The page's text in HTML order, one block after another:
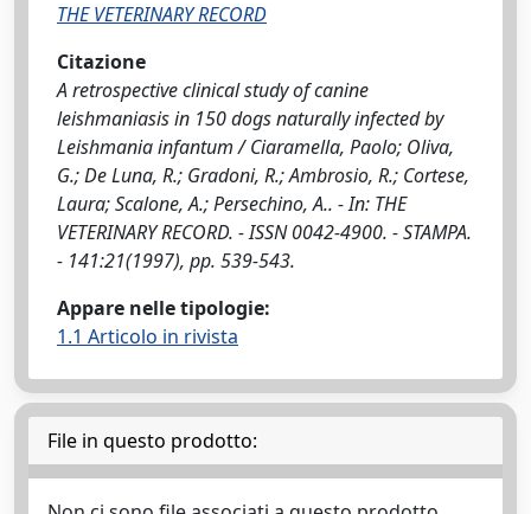
THE VETERINARY RECORD
Citazione
A retrospective clinical study of canine
leishmaniasis in 150 dogs naturally infected by
Leishmania infantum / Ciaramella, Paolo; Oliva,
G.; De Luna, R.; Gradoni, R.; Ambrosio, R.; Cortese,
Laura; Scalone, A.; Persechino, A.. - In: THE
VETERINARY RECORD. - ISSN 0042-4900. - STAMPA.
- 141:21(1997), pp. 539-543.
Appare nelle tipologie:
1.1 Articolo in rivista
File in questo prodotto: